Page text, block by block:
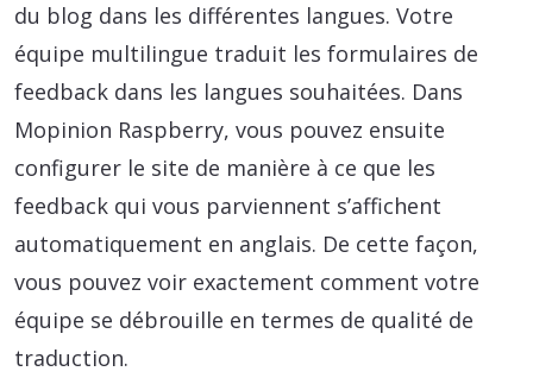
du blog dans les différentes langues. Votre
équipe multilingue traduit les formulaires de
feedback dans les langues souhaitées. Dans
Mopinion Raspberry, vous pouvez ensuite
configurer le site de manière à ce que les
feedback qui vous parviennent s’affichent
automatiquement en anglais. De cette façon,
vous pouvez voir exactement comment votre
équipe se débrouille en termes de qualité de
traduction.